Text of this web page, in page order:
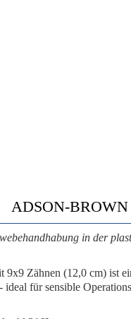
ADSON-
in der
9x9 Zähnen (12,0 cm) ist
für sensible